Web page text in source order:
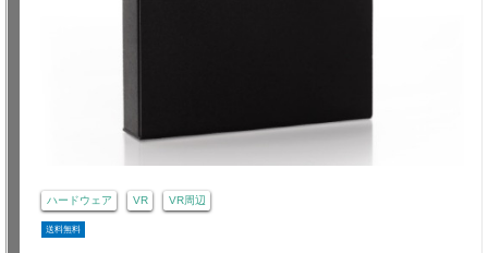
ハードウェア VR VR周辺
送料無料